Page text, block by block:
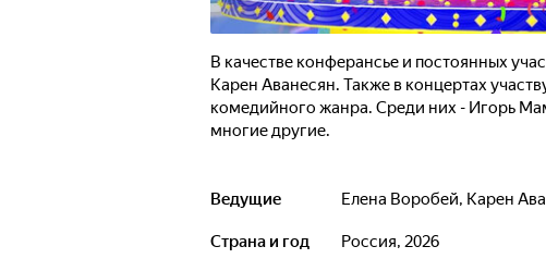
В качестве конферансье и постоянных
Карен Аванесян. Также в концертах
комедийного жанра. Среди них - Игорь
многие другие.
Ведущие Елена Воробей, Карен
Страна и год Россия, 2026